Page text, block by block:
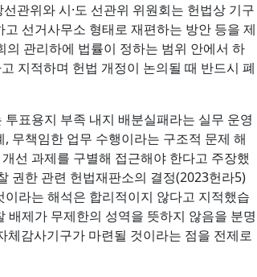
관위와 시·도 선관위 위원회는 헌법상 기구
선거사무소 형태로 재편하는 방안 등을 제
관리하에 법률이 정하는 범위 안에서 하
지적하며 헌법 개정이 논의될 때 반드시 폐
표용지 부족 내지 배분실패라는 실무 운영
무책임한 업무 수행이라는 구조적 문제 해
선 과제를 구별해 접근해야 한다고 주장했
권한 관련 헌법재판소의 결정(2023헌라5)
라는 해석은 합리적이지 않다고 지적했습
제가 무제한의 성역을 뜻하지 않음을 분명
체감사기구가 마련될 것이라는 점을 전제로